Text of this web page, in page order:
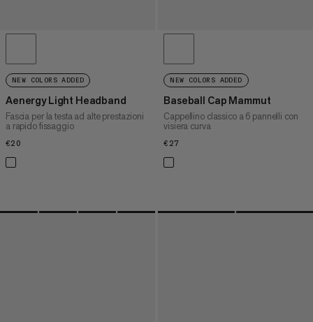
NEW COLORS ADDED
Aenergy Light Headband
Fascia per la testa ad alte prestazioni
a rapido fissaggio
€20
NEW COLORS ADDED
Baseball Cap Mammut
Cappellino classico a 6 pannelli con
visiera curva
€27